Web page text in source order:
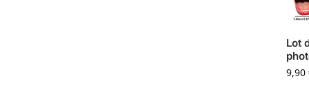
Lot
9,90